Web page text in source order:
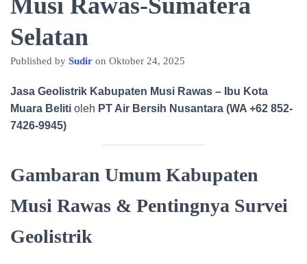
Musi Rawas-Sumatera
Selatan
Published by Sudir on Oktober 24, 2025
Jasa Geolistrik Kabupaten Musi Rawas – Ibu Kota
Muara Beliti oleh PT Air Bersih Nusantara (WA +62 852-
7426-9945)
Gambaran Umum Kabupaten
Musi Rawas & Pentingnya Survei
Geolistrik